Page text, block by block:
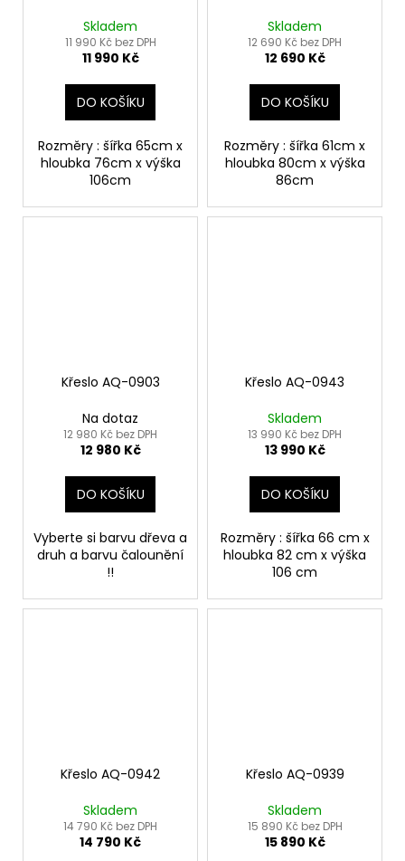
Skladem
11 990 Kč bez DPH
11 990 Kč
DO KOŠÍKU
Rozměry : šířka 65cm x
hloubka 76cm x výška
106cm
Skladem
12 690 Kč bez DPH
12 690 Kč
DO KOŠÍKU
Rozměry : šířka 61cm x
hloubka 80cm x výška
86cm
Křeslo AQ-0903
Na dotaz
12 980 Kč bez DPH
12 980 Kč
DO KOŠÍKU
Vyberte si barvu dřeva a
druh a barvu čalounění
!!
Křeslo AQ-0943
Skladem
13 990 Kč bez DPH
13 990 Kč
DO KOŠÍKU
Rozměry : šířka 66 cm x
hloubka 82 cm x výška
106 cm
Křeslo AQ-0942
Skladem
14 790 Kč bez DPH
14 790 Kč
Křeslo AQ-0939
Skladem
15 890 Kč bez DPH
15 890 Kč